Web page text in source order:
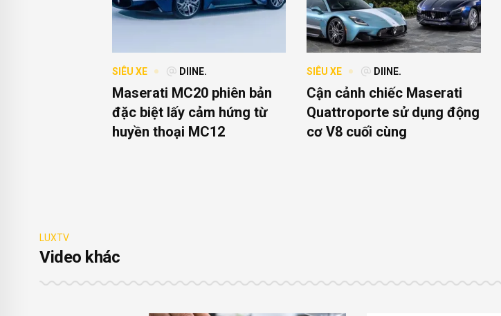
SIÊU XE DIINE.
Maserati MC20 phiên bản
đặc biệt lấy cảm hứng từ
huyền thoại MC12
SIÊU XE DIINE.
Cận cảnh chiếc Maserati
Quattroporte sử dụng động
cơ V8 cuối cùng
LUXTV
Video khác